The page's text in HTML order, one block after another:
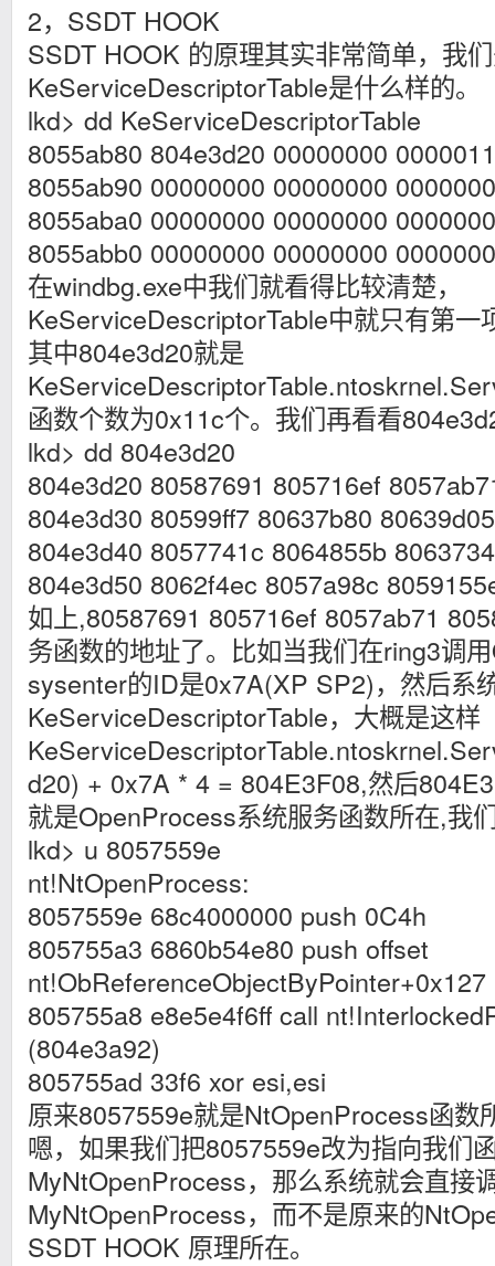
2，SSDT HOOK
SSDT HOOK 的原理其实非常简单，我
KeServiceDescriptorTable是什么样的。
lkd> dd KeServiceDescriptorTable
8055ab80 804e3d20 00000000
8055ab90 00000000 00000000
8055aba0 00000000 00000000
8055abb0 00000000 00000000
在windbg.exe中我们就看得比较清楚，
KeServiceDescriptorTable中就只有第一
其中804e3d20就是
函数个数为0x11c个。我们再看看
lkd> dd 804e3d20
804e3d20 80587691 805716ef
804e3d30 80599ff7 80637b80
804e3d40 8057741c 8064855b
804e3d50 8062f4ec 8057a98c
如上,80587691 805716ef 8057ab71
务函数的地址了。比如当我们在ring3调
sysenter的ID是0x7A(XP SP2)，然后系
KeServiceDescriptorTable，大概是这样
d20) + 0x7A * 4 = 804E3F08,然后
就是OpenProcess系统服务函数所在,我
lkd> u 8057559e
nt!NtOpenProcess:
8057559e 68c4000000 push 0C4h
805755a3 6860b54e80 push offset
805755a8 e8e5e4f6ff call
(804e3a92)
805755ad 33f6 xor esi,esi
原来8057559e就是NtOpenProcess函数
嗯，如果我们把8057559e改为指向我们
MyNtOpenProcess，那么系统就会直接
MyNtOpenProcess，而不是原来的
SSDT HOOK 原理所在。